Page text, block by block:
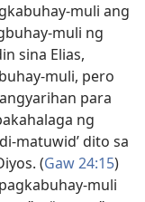
muli ang
muli ng
sina Elias,
muli, pero
para
ng
matuwid’ dito sa
(Gaw 24:15)
muli